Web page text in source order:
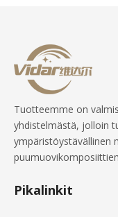
Tuotteemme on
yhdistelmästä, jolloin
ympäristöystävällinen
Pikalinkit